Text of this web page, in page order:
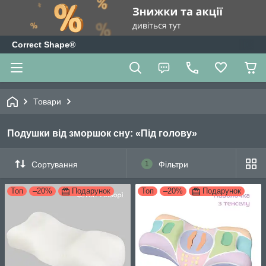
Correct Shape®
Товари
Подушки від зморшок сну: «Під голову»
Сортування 1 Фільтри
Топ –20% Подарунок Топ –20% Подарунок